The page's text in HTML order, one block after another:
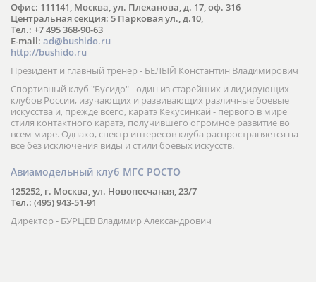
Офис: 111141, Москва, ул. Плеханова, д. 17, оф. 316
Центральная секция: 5 Парковая ул., д.10,
Тел.: +7 495 368-90-63
E-mail: ad@bushido.ru
http://bushido.ru
Президент и главный тренер - БЕЛЫЙ Константин Владимирович
Спортивный клуб "Бусидо" - один из старейших и лидирующих
клубов России, изучающих и развивающих различные боевые
искусства и, прежде всего, каратэ Кёкусинкай - первого в мире
стиля контактного каратэ, получившего огромное развитие во
всем мире. Однако, спектр интересов клуба распространяется на
все без исключения виды и стили боевых искусств.
Авиамодельный клуб МГС РОСТО
125252, г. Москва, ул. Новопесчаная, 23/7
Тел.: (495) 943-51-91
Директор - БУРЦЕВ Владимир Александрович